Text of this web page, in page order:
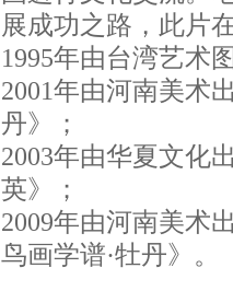
展成功之路，此片
1995年由台湾艺术
2001年由河南美术
丹》；
2003年由华夏文化
英》；
2009年由河南美术
鸟画学谱·牡丹》。